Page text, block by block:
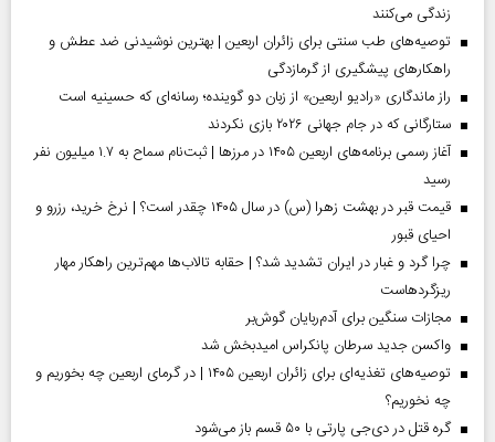
زندگی می‌کنند
توصیه‌های طب سنتی برای زائران اربعین | بهترین نوشیدنی ضد عطش و
راهکارهای پیشگیری از گرمازدگی
راز ماندگاری «رادیو اربعین» از زبان دو گوینده؛ رسانه‌ای که حسینیه است
ستارگانی که در جام جهانی ۲۰۲۶ بازی نکردند
آغاز رسمی برنامه‌های اربعین ۱۴۰۵ در مرز‌ها | ثبت‌نام سماح به ۱.۷ میلیون نفر
رسید
قیمت قبر در بهشت زهرا (س) در سال ۱۴۰۵ چقدر است؟ | نرخ خرید، رزرو و
احیای قبور
چرا گرد و غبار در ایران تشدید شد؟ | حقابه تالاب‌ها مهم‌ترین راهکار مهار
ریزگردهاست
مجازات سنگین برای آدم‌ربایان گوش‌بر
واکسن جدید سرطان پانکراس امیدبخش شد
توصیه‌های تغذیه‌ای برای زائران اربعین ۱۴۰۵ | در گرمای اربعین چه بخوریم و
چه نخوریم؟
گره قتل در دی‌جی پارتی با ۵۰ قسم باز می‌شود